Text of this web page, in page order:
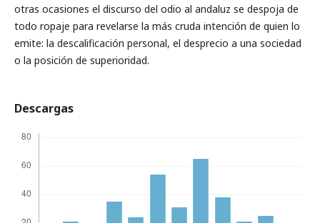
otras ocasiones el discurso del odio al andaluz se despoja de
todo ropaje para revelarse la más cruda intención de quien lo
emite: la descalificación personal, el desprecio a una sociedad
o la posición de superioridad.
Descargas